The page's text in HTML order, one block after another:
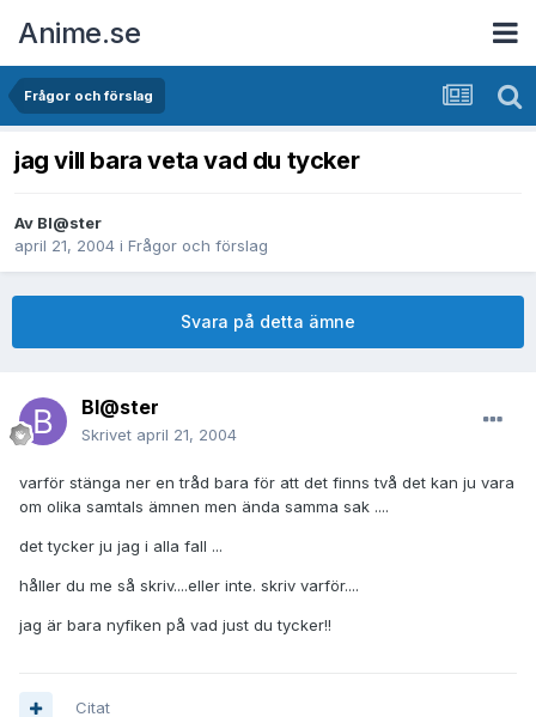
Anime.se
Frågor och förslag
jag vill bara veta vad du tycker
Av Bl@ster
april 21, 2004 i Frågor och förslag
Svara på detta ämne
Bl@ster
Skrivet april 21, 2004
varför stänga ner en tråd bara för att det finns två det kan ju vara
om olika samtals ämnen men ända samma sak ....
det tycker ju jag i alla fall ...
håller du me så skriv....eller inte. skriv varför....
jag är bara nyfiken på vad just du tycker!!
Citat